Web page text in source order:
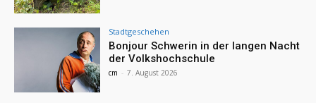
Stadtgeschehen
Bonjour Schwerin in der langen Nacht
der Volkshochschule
cm - 7. August 2026